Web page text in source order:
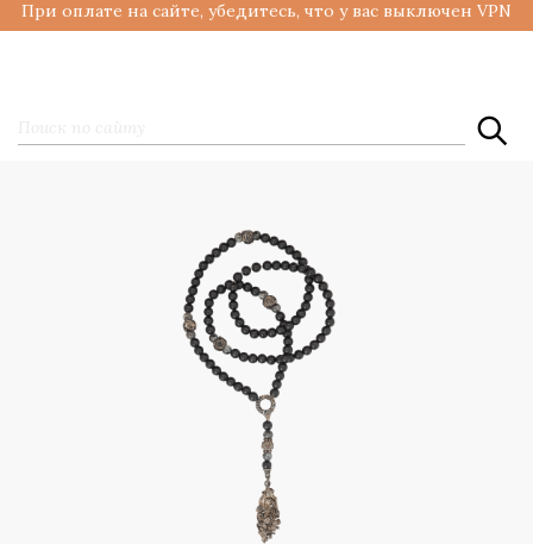
При оплате на сайте, убедитесь, что у вас выключен VPN